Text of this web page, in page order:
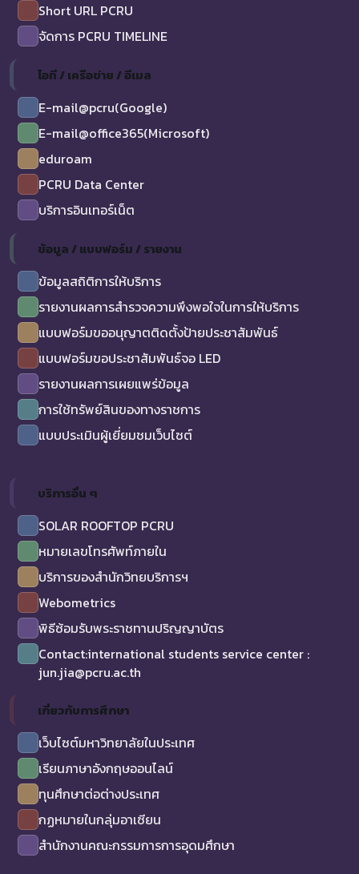
Short URL PCRU
จัดการ PCRU TIMELINE
ไอที / เครือข่าย / อีเมล
E-mail@pcru(Google)
E-mail@office365(Microsoft)
eduroam
PCRU Data Center
บริการอินเทอร์เน็ต
ข้อมูล / แบบฟอร์ม / รายงาน
ข้อมูลสถิติการให้บริการ
รายงานผลการสำรวจความพึงพอใจในการให้บริการ
แบบฟอร์มขออนุญาตติดตั้งป้ายประชาสัมพันธ์
แบบฟอร์มขอประชาสัมพันธ์จอ LED
รายงานผลการเผยแพร่ข้อมูล
การใช้ทรัพย์สินของทางราชการ
แบบประเมินผู้เยี่ยมชมเว็บไซต์
บริการอื่น ๆ
SOLAR ROOFTOP PCRU
หมายเลขโทรศัพท์ภายใน
บริการของสำนักวิทยบริการฯ
Webometrics
พิธีซ้อมรับพระราชทานปริญญาบัตร
Contact:international students service center :
jun.jia@pcru.ac.th
เกี่ยวกับการศึกษา
เว็บไซต์มหาวิทยาลัยในประเทศ
เรียนภาษาอังกฤษออนไลน์
ทุนศึกษาต่อต่างประเทศ
กฏหมายในกลุ่มอาเซียน
สำนักงานคณะกรรมการการอุดมศึกษา